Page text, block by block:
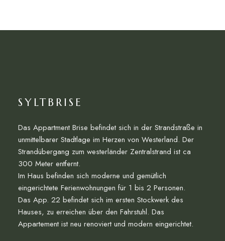
SYLTBRISE
Das Appartment Brise befindet sich in der Strandstraße in
unmittelbarer Stadtlage im Herzen von Westerland. Der
Strandübergang zum westerländer Zentralstrand ist ca
300 Meter entfernt.
Im Haus befinden sich moderne und gemütlich
eingerichtete Ferienwohnungen für 1 bis 2 Personen.
Das App. 22 befindet sich im ersten Stockwerk des
Hauses, zu erreichen über den Fahrstuhl. Das
Appartement ist neu renoviert und modern eingerichtet.